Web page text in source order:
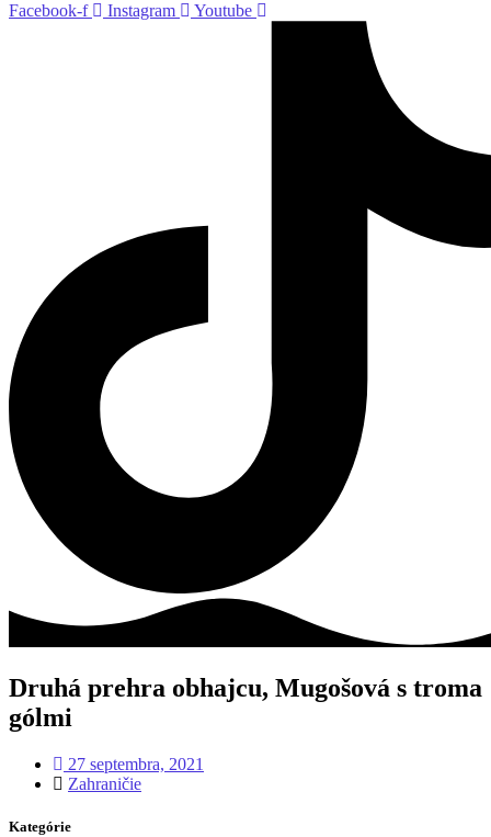
Facebook-f
Instagram Youtube
Druhá prehra obhajcu, Mugošová s troma
gólmi
27 septembra, 2021
Zahraničie
Kategórie